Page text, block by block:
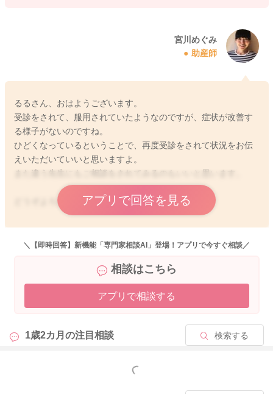
宮川めぐみ
助産師
るるさん、おはようございます。
受診をされて、服用されていたようなのですが、症状が改善す
る様子がないのですね。
ひどくなっているということで、再度受診をされて状況をお伝
えいただいていいと思いますよ。
また違う先生にもご相談をされてみるのもいいと思います。
どうぞよろしくお願いします。アプリで回答を見る
＼【即時回答】新機能「専門家相談AI」登場！アプリで今すぐ相談／
相談はこちら
アプリで相談する
1歳2カ月の注目相談 検索する
もっと見る